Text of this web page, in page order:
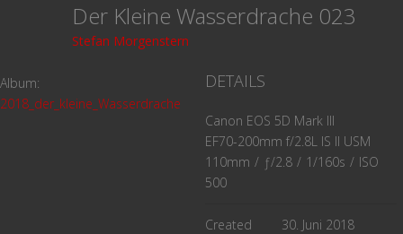
Der Kleine Wasserdrache 023
Stefan Morgenstern
Album:
2018_der_kleine_Wasserdrache
DETAILS
Canon EOS 5D Mark III
EF70-200mm f/2.8L IS II USM
110mm / ƒ/2.8 / 1/160s / ISO
500
Created 30. Juni 2018